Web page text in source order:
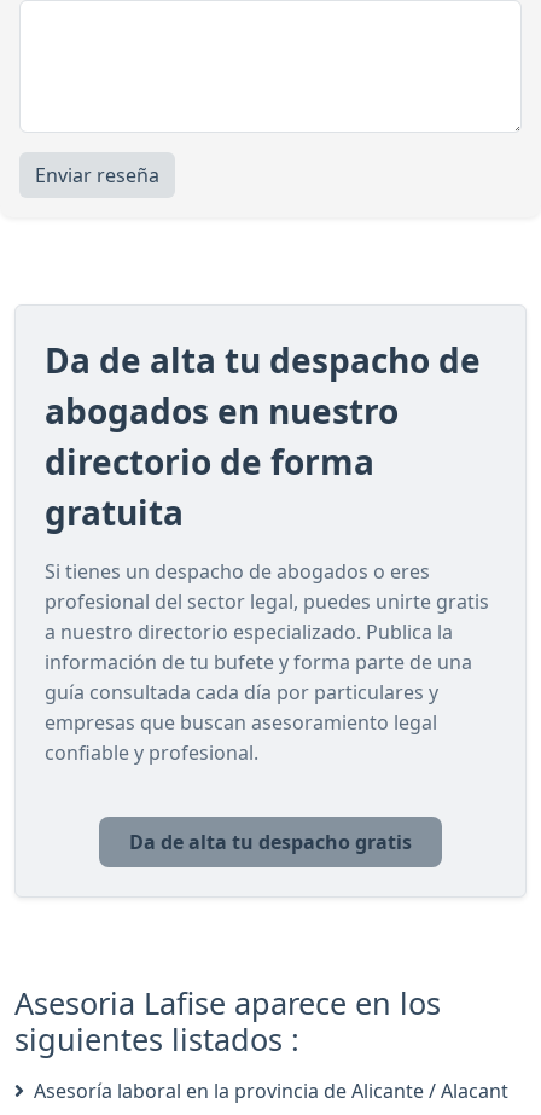
Enviar reseña
Da de alta tu despacho de
abogados en nuestro
directorio de forma
gratuita
Si tienes un despacho de abogados o eres
profesional del sector legal, puedes unirte gratis
a nuestro directorio especializado. Publica la
información de tu bufete y forma parte de una
guía consultada cada día por particulares y
empresas que buscan asesoramiento legal
confiable y profesional.
Da de alta tu despacho gratis
Asesoria Lafise aparece en los
siguientes listados :
Asesoría laboral en la provincia de Alicante / Alacant